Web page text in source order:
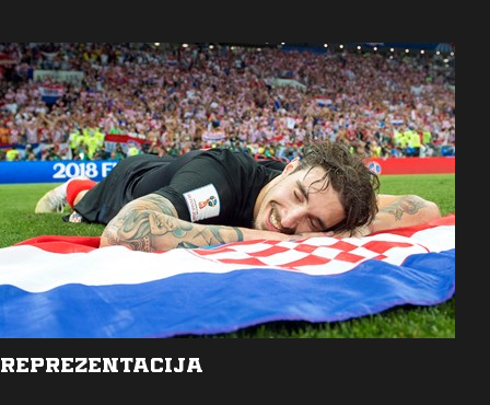
REPREZENTACIJA